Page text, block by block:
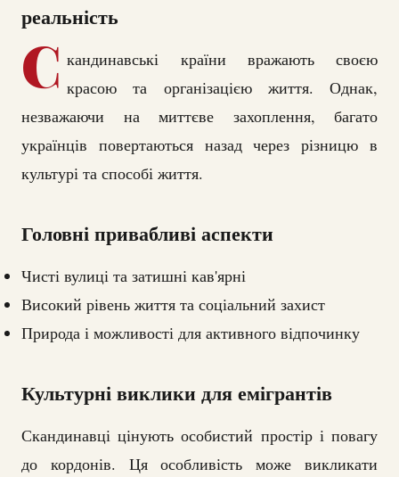
реальність
С кандинавські країни вражають своєю
красою та організацією життя. Однак,
незважаючи на миттєве захоплення, багато
українців повертаються назад через різницю в
культурі та способі життя.
Головні привабливі аспекти
Чисті вулиці та затишні кав'ярні
Високий рівень життя та соціальний захист
Природа і можливості для активного відпочинку
Культурні виклики для емігрантів
Скандинавці цінують особистий простір і повагу
до кордонів. Ця особливість може викликати